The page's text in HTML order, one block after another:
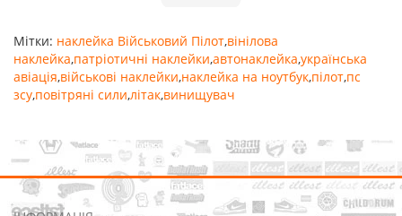
Мітки: наклейка Військовий Пілот,вінілова
наклейка,патріотичні наклейки,автонаклейка,українська
авіація,військові наклейки,наклейка на ноутбук,пілот,пс
зсу,повітряні сили,літак,винищувач